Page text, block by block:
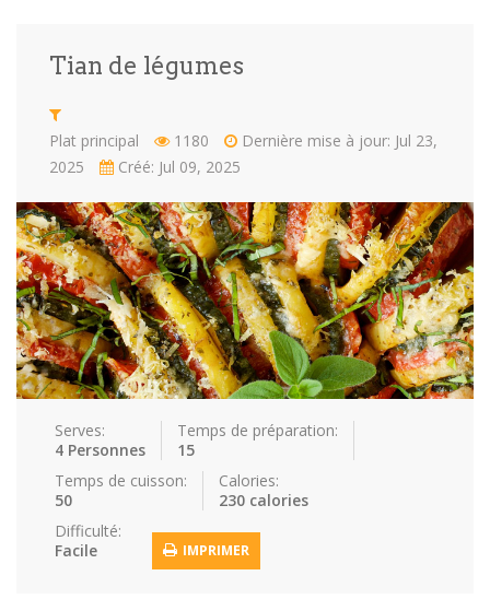
Gâteaux Pain
Plat princ… Poisson Poulet
Soupes St valenti…
Viande
Recettes
Conseils et astuces
Nous contacter
Connexion / Inscription
Tian de légumes
Plat principal 1180
Dernière mise à jour: Jul 23,
2025
Créé: Jul 09, 2025
Serves:
4 Personnes
Temps de préparation:
15
Temps de cuisson:
50
Calories:
230 calories
Difficulté:
Facile
IMPRIMER